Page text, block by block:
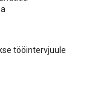
tööintervjuule